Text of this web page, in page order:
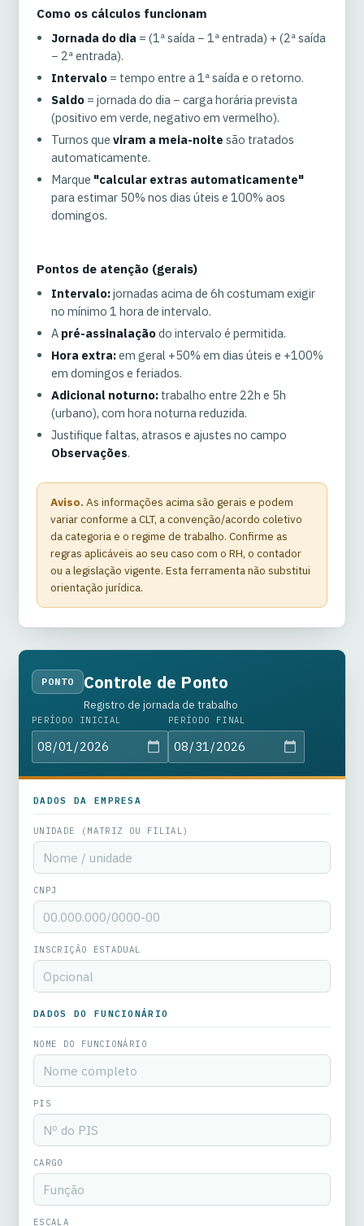
Como os cálculos funcionam
Jornada do dia = (1ª saída − 1ª entrada) + (2ª saída
− 2ª entrada).
Intervalo = tempo entre a 1ª saída e o retorno.
Saldo = jornada do dia − carga horária prevista
(positivo em verde, negativo em vermelho).
Turnos que viram a meia-noite são tratados
automaticamente.
Marque "calcular extras automaticamente"
para estimar 50% nos dias úteis e 100% aos
domingos.
Pontos de atenção (gerais)
Intervalo:jornadas acima de 6h costumam exigir
no mínimo 1 hora de intervalo.
A pré-assinalaçãodo intervalo é permitida.
Hora extra:em geral +50% em dias úteis e +100%
em domingos e feriados.
Adicional noturno: trabalho entre 22h e 5h
(urbano), com hora noturna reduzida.
Justifique faltas, atrasos e ajustes no campo
Observações.
Aviso. As informações acima são gerais e podem
variar conforme a CLT, a convenção/acordo coletivo
da categoria e o regime de trabalho. Confirme as
regras aplicáveis ao seu caso com o RH, o contador
ou a legislação vigente. Esta ferramenta não substitui
orientação jurídica.
PONTO Controle de Ponto
Registro de jornada de trabalho
PERÍODO INICIAL PERÍODO FINAL
DADOS DA EMPRESA
UNIDADE (MATRIZ OU FILIAL)
CNPJ
INSCRIÇÃO ESTADUAL
DADOS DO FUNCIONÁRIO
NOME DO FUNCIONÁRIO
PIS
CARGO
ESCALA